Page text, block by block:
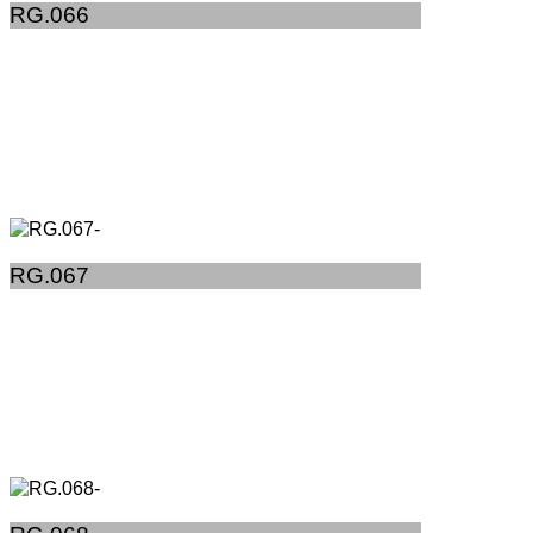
RG.066
RG.067